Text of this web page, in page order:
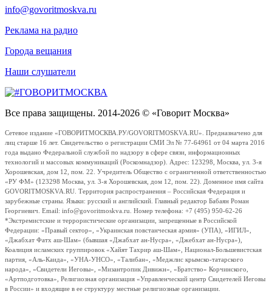
info@govoritmoskva.ru
Реклама на радио
Города вещания
Наши слушатели
Все права защищены. 2014-2026 © «Говорит Москва»
Сетевое издание «ГОВОРИТМОСКВА.РУ/GOVORITMOSKVA.RU». Предназначено для
лиц старше 16 лет. Свидетельство о регистрации СМИ Эл № 77-64961 от 04 марта 2016
года выдано Федеральной службой по надзору в сфере связи, информационных
технологий и массовых коммуникаций (Роскомнадзор). Адрес: 123298, Москва, ул. 3-я
Хорошевская, дом 12, пом. 22. Учредитель Общество с ограниченной ответственностью
«РУ ФМ» (123298 Москва, ул. 3-я Хорошевская, дом 12, пом. 22). Доменное имя сайта
GOVORITMOSKVA.RU. Территория распространения – Российская Федерация и
зарубежные страны. Языки: русский и английский. Главный редактор Бабаян Роман
Георгиевич. Email: info@govoritmoskva.ru. Номер телефона: +7 (495) 950-62-26
*Экстремистские и террористические организации, запрещенные в Российской
Федерации: «Правый сектор», «Украинская повстанческая армия» (УПА), «ИГИЛ»,
«Джабхат Фатх аш-Шам» (бывшая «Джабхат ан-Нусра», «Джебхат ан-Нусра»),
Коалиция исламских группировок «Хайят Тахрир аш-Шам», Национал-Большевистская
партия, «Аль-Каида», «УНА-УНСО», «Талибан», «Меджлис крымско-татарского
народа», «Свидетели Иеговы», «Мизантропик Дивижн», «Братство» Корчинского,
«Артподготовка», Религиозная организация «Управленческий центр Свидетелей Иеговы
в России» и входящие в ее структуру местные религиозные организации.